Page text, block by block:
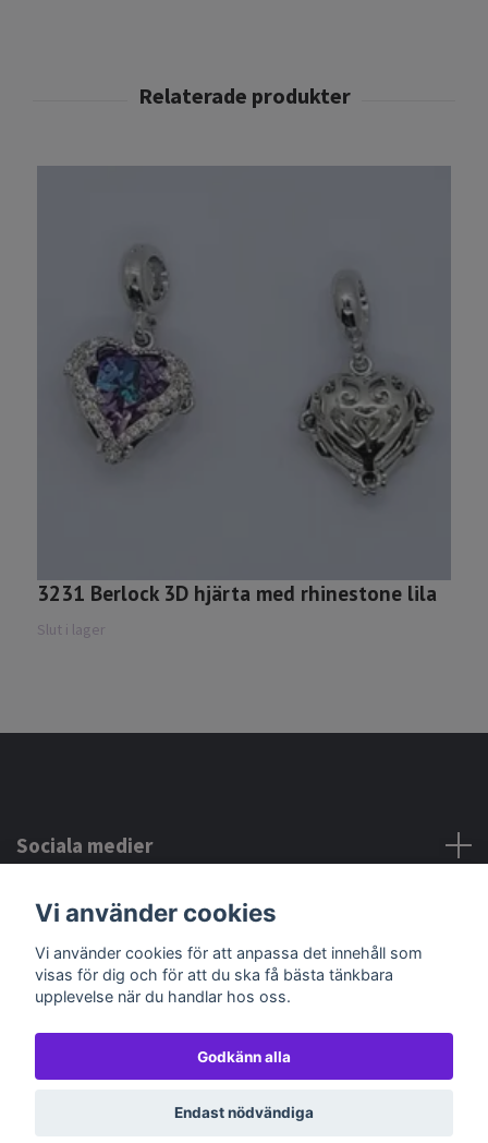
3231 Berlock 3D hjärta med rhinestone lila
Slut i lager
Sociala medier
Kontakta oss
© 2026 Beads and fun´s pärlorPowered by Quickbutik
Vi använder cookies
Vi använder cookies för att anpassa det innehåll som
visas för dig och för att du ska få bästa tänkbara
upplevelse när du handlar hos oss.
Godkänn alla
Endast nödvändiga